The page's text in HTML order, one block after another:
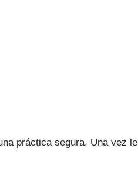
práctica segura. Una vez le